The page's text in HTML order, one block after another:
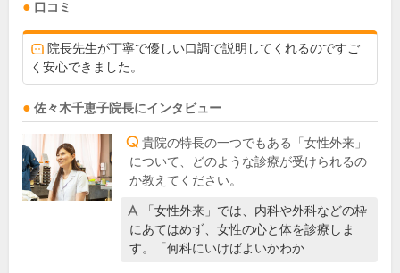
口コミ
院長先生が丁寧で優しい口調で説明してくれるのですご
く安心できました。
佐々木千恵子院長にインタビュー
貴院の特長の一つでもある「女性外来」
について、どのような診療が受けられるの
か教えてください。
「女性外来」では、内科や外科などの枠
にあてはめず、女性の心と体を診療しま
す。「何科にいけばよいかわか…